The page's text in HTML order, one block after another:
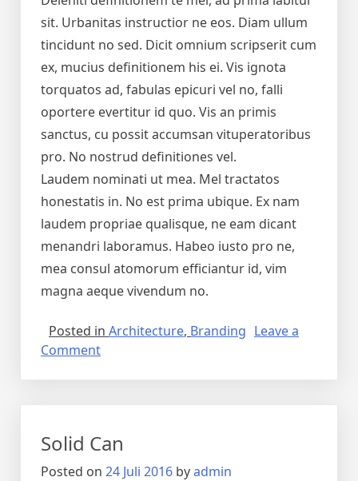
sit. Urbanitas instructior ne eos. Diam ullum
tincidunt no sed. Dicit omnium scripserit cum
ex, mucius definitionem his ei. Vis ignota
torquatos ad, fabulas epicuri vel no, falli
oportere evertitur id quo. Vis an primis
sanctus, cu possit accumsan vituperatoribus
pro. No nostrud definitiones vel.
Laudem nominati ut mea. Mel tractatos
honestatis in. No est prima ubique. Ex nam
laudem propriae qualisque, ne eam dicant
menandri laboramus. Habeo iusto pro ne,
mea consul atomorum efficiantur id, vim
magna aeque vivendum no.
Posted in Architecture, Branding Leave a
Comment
Solid Can
Posted on 24 Juli 2016 byadmin